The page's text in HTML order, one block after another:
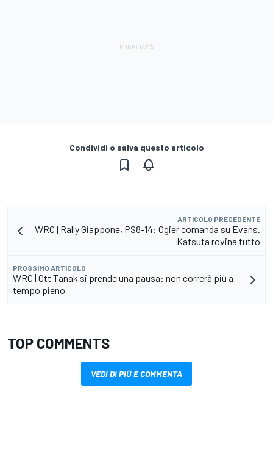
Condividi o salva questo articolo
ARTICOLO PRECEDENTE
WRC | Rally Giappone, PS8-14: Ogier comanda su Evans.
Katsuta rovina tutto
PROSSIMO ARTICOLO
WRC | Ott Tanak si prende una pausa: non correrà più a
tempo pieno
TOP COMMENTS
VEDI DI PIÙ E COMMENTA